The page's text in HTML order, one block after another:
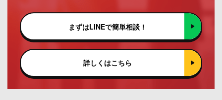
まずはLINEで簡単相談！
詳しくはこちら